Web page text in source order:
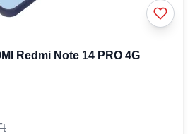
Redmi Note 14 PRO 4G